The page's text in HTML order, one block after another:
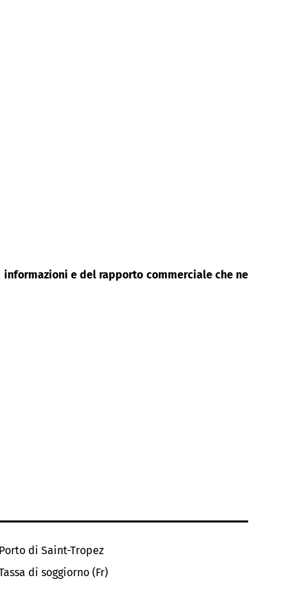
e del rapporto commerciale che ne
Porto di Saint-Tropez
di soggiorno (Fr)